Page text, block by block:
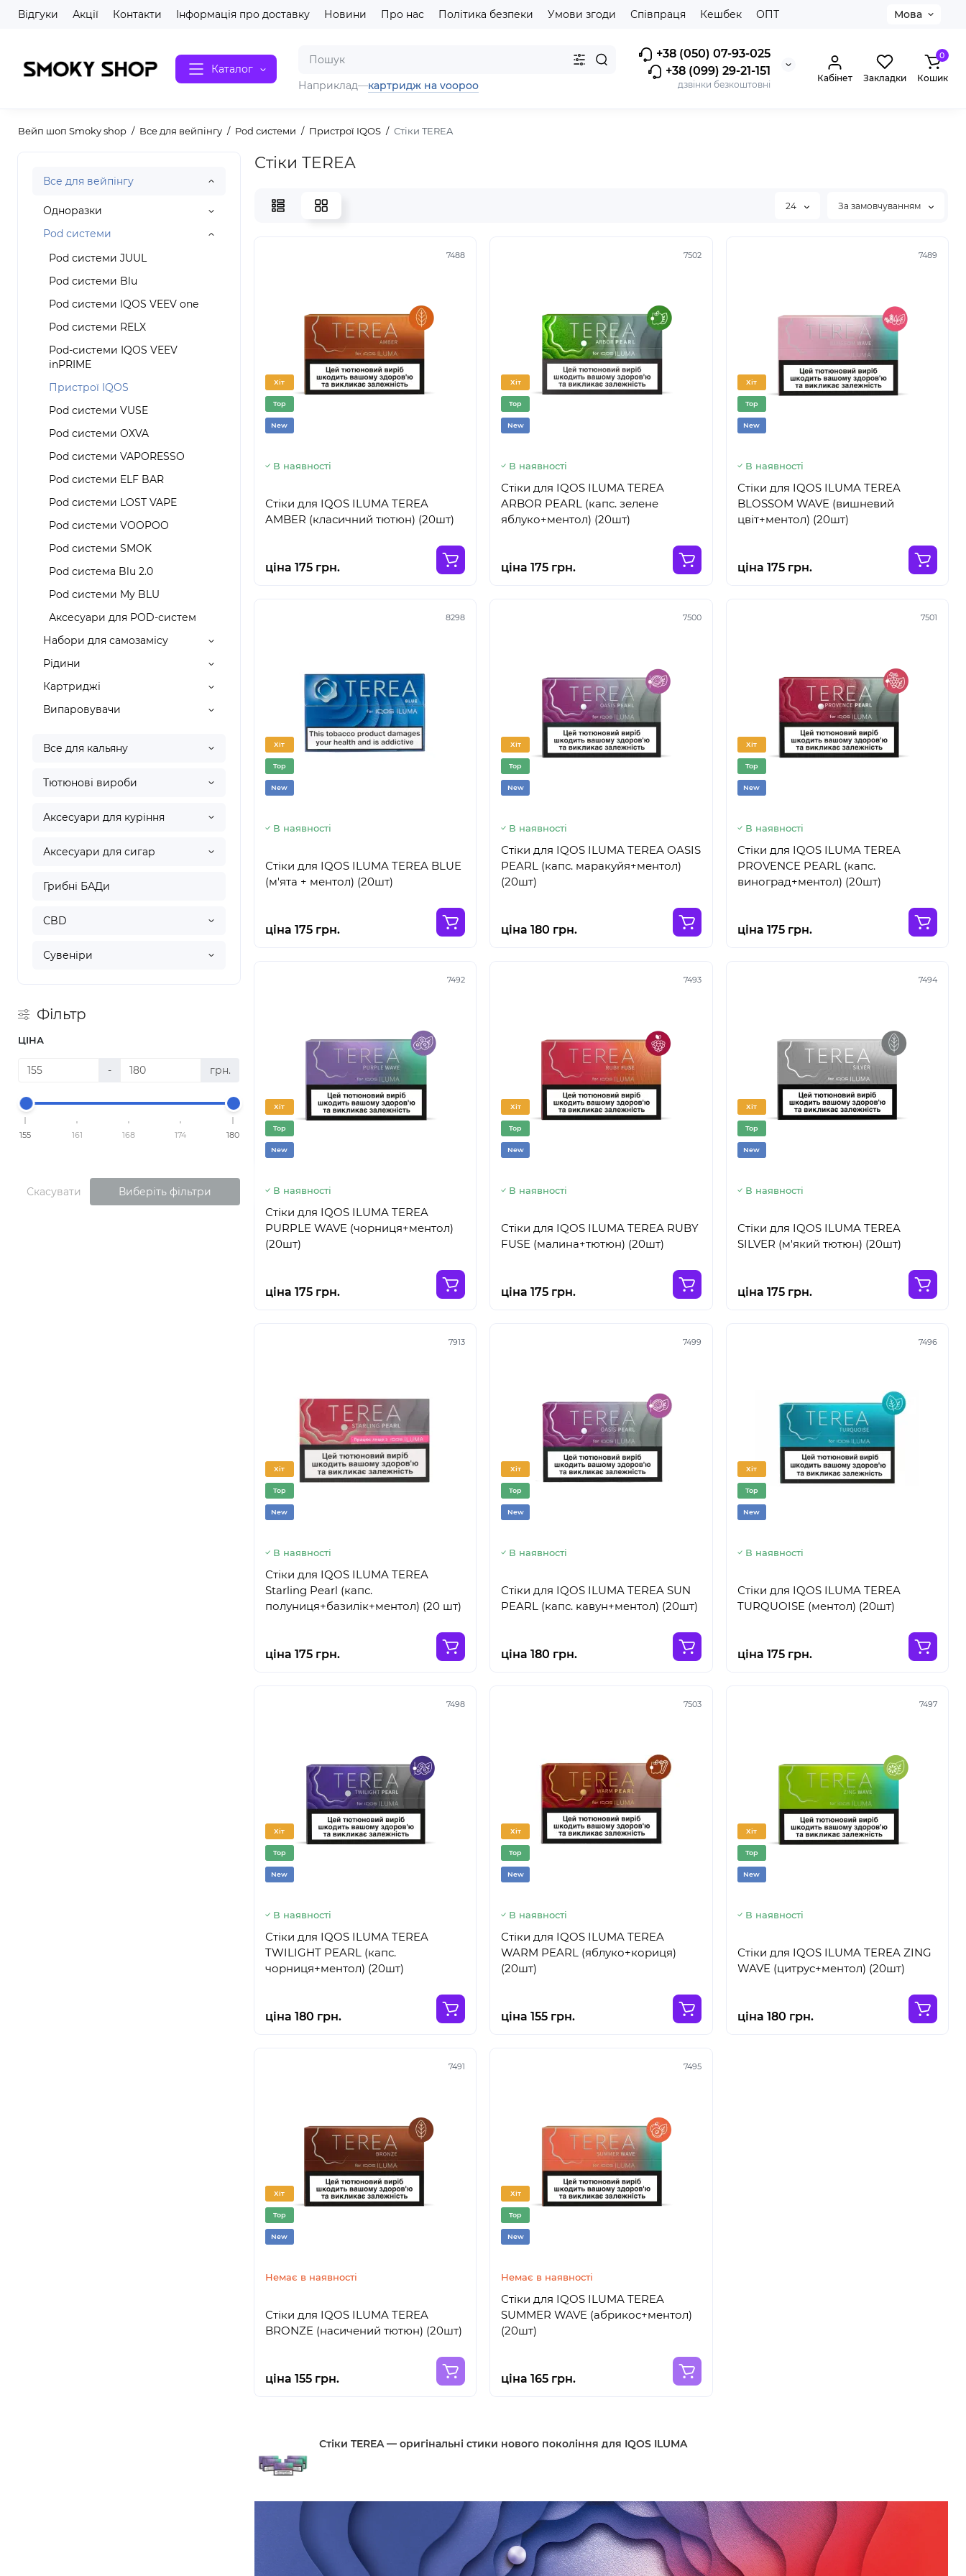
Відгуки Акції Контакти Інформація про доставку Новини Про нас Політика безпеки Умови згоди Співпраця Кешбек ОПТ Мова
Каталог
+38 (050) 07-93-025
+38 (099) 29-21-151
дзвінки безкоштовні
Наприклад—картридж на voopoo
Кабінет Закладки
0
Кошик
Вейп шоп Smoky shop Все для вейпінгу Pod системи Пристрої IQOS Стіки TEREA
Все для вейпінгу
Одноразки
Pod системи
Pod системи JUUL
Pod системи Blu
Pod системи IQOS VEEV one
Pod системи RELX
Pod-системи IQOS VEEV
inPRIME
Пристрої IQOS
Pod системи VUSE
Pod системи OXVA
Pod системи VAPORESSO
Pod системи ELF BAR
Pod системи LOST VAPE
Pod системи VOOPOO
Pod системи SMOK
Pod система Blu 2.0
Pod системи My BLU
Аксесуари для POD-систем
Набори для самозамісу
Рідини
Картриджі
Випаровувачи
Все для кальяну
Тютюнові вироби
Аксесуари для куріння
Аксесуари для сигар
Грибні БАДи
CBD
Сувеніри
Фільтр
ЦІНА
- грн.
155 161 168 174 180
Скасувати Виберіть фільтри
Стіки TEREA
24 За замовчуванням
7488
Хіт
Top
New
В наявності
Стіки для IQOS ILUMA TEREA
AMBER (класичний тютюн) (20шт)
ціна 175 грн.
7502
Хіт
Top
New
В наявності
Стіки для IQOS ILUMA TEREA
ARBOR PEARL (капс. зелене
яблуко+ментол) (20шт)
ціна 175 грн.
7489
Хіт
Top
New
В наявності
Стіки для IQOS ILUMA TEREA
BLOSSOM WAVE (вишневий
цвіт+ментол) (20шт)
ціна 175 грн.
8298
Хіт
Top
New
В наявності
Стіки для IQOS ILUMA TEREA BLUE
(м'ята + ментол) (20шт)
ціна 175 грн.
7500
Хіт
Top
New
В наявності
Стіки для IQOS ILUMA TEREA OASIS
PEARL (капс. маракуйя+ментол)
(20шт)
ціна 180 грн.
7501
Хіт
Top
New
В наявності
Стіки для IQOS ILUMA TEREA
PROVENCE PEARL (капс.
виноград+ментол) (20шт)
ціна 175 грн.
7492
Хіт
Top
New
В наявності
Стіки для IQOS ILUMA TEREA
PURPLE WAVE (чорниця+ментол)
(20шт)
ціна 175 грн.
7493
Хіт
Top
New
В наявності
Стіки для IQOS ILUMA TEREA RUBY
FUSE (малина+тютюн) (20шт)
ціна 175 грн.
7494
Хіт
Top
New
В наявності
Стіки для IQOS ILUMA TEREA
SILVER (м'який тютюн) (20шт)
ціна 175 грн.
7913
Хіт
Top
New
В наявності
Стіки для IQOS ILUMA TEREA
Starling Pearl (капс.
полуниця+базилік+ментол) (20 шт)
ціна 175 грн.
7499
Хіт
Top
New
В наявності
Стіки для IQOS ILUMA TEREA SUN
PEARL (капс. кавун+ментол) (20шт)
ціна 180 грн.
7496
Хіт
Top
New
В наявності
Стіки для IQOS ILUMA TEREA
TURQUOISE (ментол) (20шт)
ціна 175 грн.
7498
Хіт
Top
New
В наявності
Стіки для IQOS ILUMA TEREA
TWILIGHT PEARL (капс.
чорниця+ментол) (20шт)
ціна 180 грн.
7503
Хіт
Top
New
В наявності
Стіки для IQOS ILUMA TEREA
WARM PEARL (яблуко+кориця)
(20шт)
ціна 155 грн.
7497
Хіт
Top
New
В наявності
Стіки для IQOS ILUMA TEREA ZING
WAVE (цитрус+ментол) (20шт)
ціна 180 грн.
7491
Хіт
Top
New
Немає в наявності
Стіки для IQOS ILUMA TEREA
BRONZE (насичений тютюн) (20шт)
ціна 155 грн.
7495
Хіт
Top
New
Немає в наявності
Стіки для IQOS ILUMA TEREA
SUMMER WAVE (абрикос+ментол)
(20шт)
ціна 165 грн.
Стіки TEREA — оригінальні стики нового покоління для IQOS ILUMA